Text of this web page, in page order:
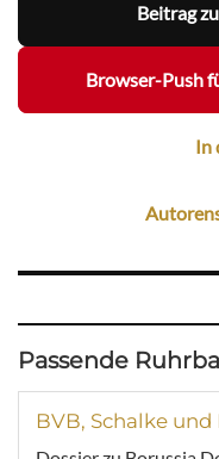
Beitrag
Browser-Push
In
Passende
BVB, Schalke